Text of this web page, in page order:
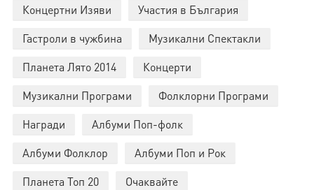
Концертни Изяви
Участия в България
Гастроли в чужбина
Музикални Спектакли
Планета Лято 2014
Концерти
Музикални Програми
Фолклорни Програми
Награди
Албуми Поп-фолк
Албуми Фолклор
Албуми Поп и Рок
Планета Топ 20
Очаквайте